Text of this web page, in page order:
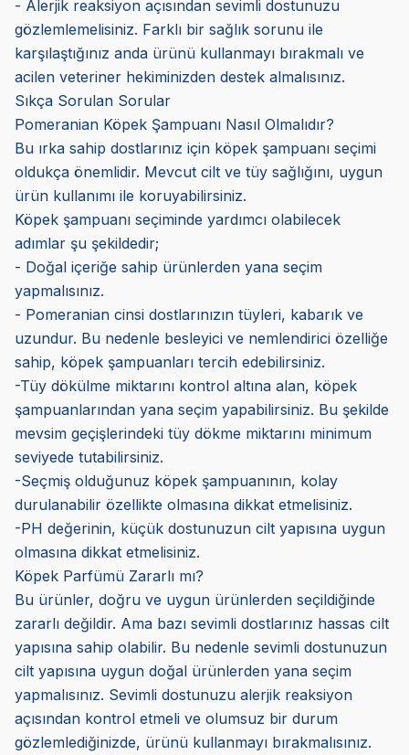
- Alerjik reaksiyon açısından sevimli dostunuzu
gözlemlemelisiniz. Farklı bir sağlık sorunu ile
karşılaştığınız anda ürünü kullanmayı bırakmalı ve
acilen veteriner hekiminizden destek almalısınız.
Sıkça Sorulan Sorular
Pomeranian Köpek Şampuanı Nasıl Olmalıdır?
Bu ırka sahip dostlarınız için köpek şampuanı seçimi
oldukça önemlidir. Mevcut cilt ve tüy sağlığını, uygun
ürün kullanımı ile koruyabilirsiniz.
Köpek şampuanı seçiminde yardımcı olabilecek
adımlar şu şekildedir;
- Doğal içeriğe sahip ürünlerden yana seçim
yapmalısınız.
- Pomeranian cinsi dostlarınızın tüyleri, kabarık ve
uzundur. Bu nedenle besleyici ve nemlendirici özelliğe
sahip, köpek şampuanları tercih edebilirsiniz.
-Tüy dökülme miktarını kontrol altına alan, köpek
şampuanlarından yana seçim yapabilirsiniz. Bu şekilde
mevsim geçişlerindeki tüy dökme miktarını minimum
seviyede tutabilirsiniz.
-Seçmiş olduğunuz köpek şampuanının, kolay
durulanabilir özellikte olmasına dikkat etmelisiniz.
-PH değerinin, küçük dostunuzun cilt yapısına uygun
olmasına dikkat etmelisiniz.
Köpek Parfümü Zararlı mı?
Bu ürünler, doğru ve uygun ürünlerden seçildiğinde
zararlı değildir. Ama bazı sevimli dostlarınız hassas cilt
yapısına sahip olabilir. Bu nedenle sevimli dostunuzun
cilt yapısına uygun doğal ürünlerden yana seçim
yapmalısınız. Sevimli dostunuzu alerjik reaksiyon
açısından kontrol etmeli ve olumsuz bir durum
gözlemlediğinizde, ürünü kullanmayı bırakmalısınız.